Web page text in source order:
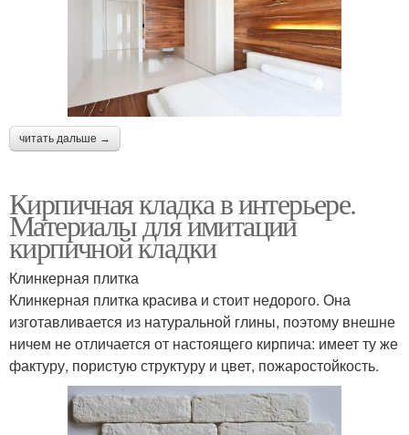
читать дальше →
Кирпичная кладка в интерьере.
Материалы для имитации
кирпичной кладки
Клинкерная плитка
Клинкерная плитка красива и стоит недорого. Она
изготавливается из натуральной глины, поэтому внешне
ничем не отличается от настоящего кирпича: имеет ту же
фактуру, пористую структуру и цвет, пожаростойкость.